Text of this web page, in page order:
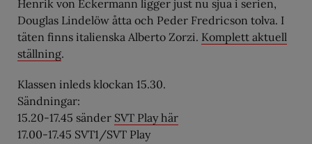
Henrik von Eckermann ligger just nu sjua i serien,
Douglas Lindelöw åtta och Peder Fredricson tolva. I
täten finns italienska Alberto Zorzi. Komplett aktuell
ställning.
Klassen inleds klockan 15.30.
Sändningar:
15.20-17.45 sänder SVT Play här
17.00-17.45 SVT1/SVT Play